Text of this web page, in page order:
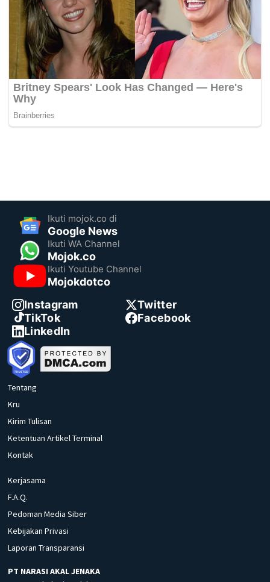
Ikuti mojok.co di
Google News
Ikuti WA Channel
Mojok.co
Ikuti Youtube Channel
Mojokdotco
Instagram
Twitter
TikTok
Facebook
LinkedIn
Tentang
Kru
Kirim Tulisan
Ketentuan Artikel Terminal
Kontak
Kerjasama
F.A.Q.
Pedoman Media Siber
Kebijakan Privasi
Laporan Transparansi
PT NARASI AKAL JENAKA